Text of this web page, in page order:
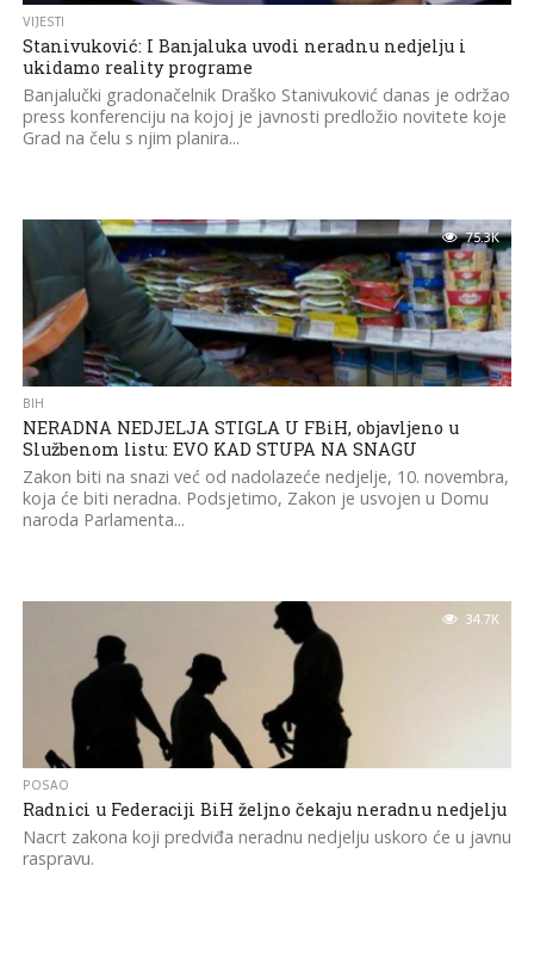
VIJESTI
Stanivuković: I Banjaluka uvodi neradnu nedjelju i
ukidamo reality programe
Banjalučki gradonačelnik Draško Stanivuković danas je održao
press konferenciju na kojoj je javnosti predložio novitete koje
Grad na čelu s njim planira...
75.3K
BIH
NERADNA NEDJELJA STIGLA U FBiH, objavljeno u
Službenom listu: EVO KAD STUPA NA SNAGU
Zakon biti na snazi već od nadolazeće nedjelje, 10. novembra,
koja će biti neradna. Podsjetimo, Zakon je usvojen u Domu
naroda Parlamenta...
34.7K
POSAO
Radnici u Federaciji BiH željno čekaju neradnu nedjelju
Nacrt zakona koji predviđa neradnu nedjelju uskoro će u javnu
raspravu.